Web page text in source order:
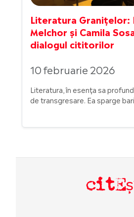
Literatura Granițelor:
Melchor și Camila
dialogul cititorilor
10 februarie 2026
Literatura, în esența sa
de transgresare. Ea sparge